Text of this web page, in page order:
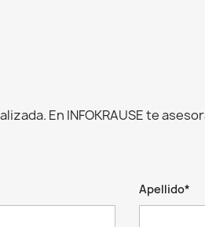
En INFOKRAUSE te
Apellido*